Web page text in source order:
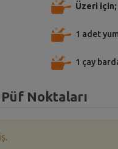
Üzeri için;
1 adet
1 çay
Noktaları